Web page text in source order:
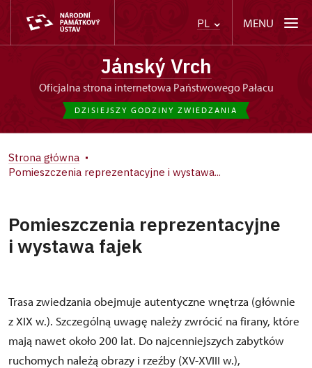
PL MENU
Jánský Vrch
Oficjalna strona internetowa Państwowego Pałacu
DZISIEJSZY GODZINY ZWIEDZANIA
Strona główna
Pomieszczenia reprezentacyjne i wystawa...
Pomieszczenia reprezentacyjne
i wystawa fajek
Trasa zwiedzania obejmuje autentyczne wnętrza (głównie
z XIX w.). Szczególną uwagę należy zwrócić na firany, które
mają nawet około 200 lat. Do najcenniejszych zabytków
ruchomych należą obrazy i rzeźby (XV-XVIII w.),